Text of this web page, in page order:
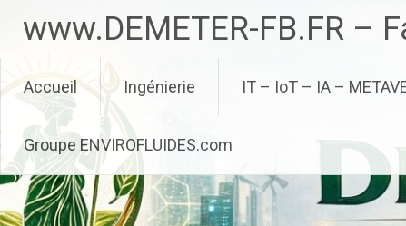
contenu
www.DEMETER-FB.FR –
Accueil Ingénierie IT – IoT – IA –
Groupe ENVIROFLUIDES.com